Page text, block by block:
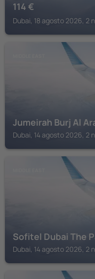
114 €
Dubai, 18 agosto 2026, 2
Jumeirah Burj Al
Dubai, 14 agosto 2026, 2
Sofitel Dubai The
Dubai, 14 agosto 2026, 2